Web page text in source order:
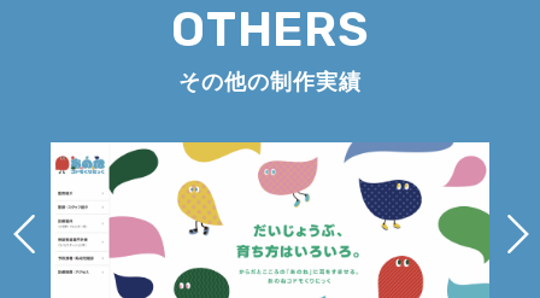
OTHERS
その他の制作実績